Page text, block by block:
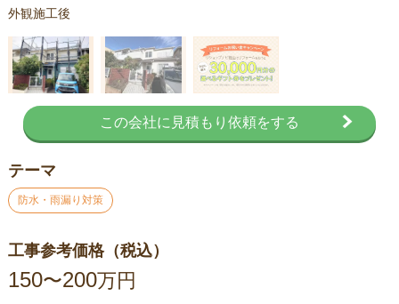
外観施工後
この会社に見積もり依頼をする
テーマ
防水・雨漏り対策
工事参考価格（税込）
150〜200万円